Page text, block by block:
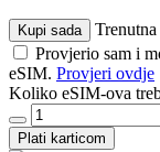
Kupi sada
Provjerio sam i
eSIM. Provjeri ovdje
Koliko eSIM-ova
Plati karticom